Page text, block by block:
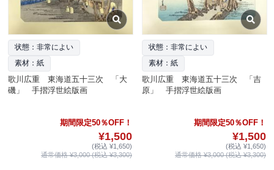
状態：非常によい
素材：紙
歌川広重 東海道五十三次 「大
磯」 手摺浮世絵版画
期間限定50％OFF！
¥1,500
(税込 ¥1,650)
通常価格 ¥3,000 (税込 ¥3,300)
状態：非常によい
素材：紙
歌川広重 東海道五十三次 「吉
原」 手摺浮世絵版画
期間限定50％OFF！
¥1,500
(税込 ¥1,650)
通常価格 ¥3,000 (税込 ¥3,300)